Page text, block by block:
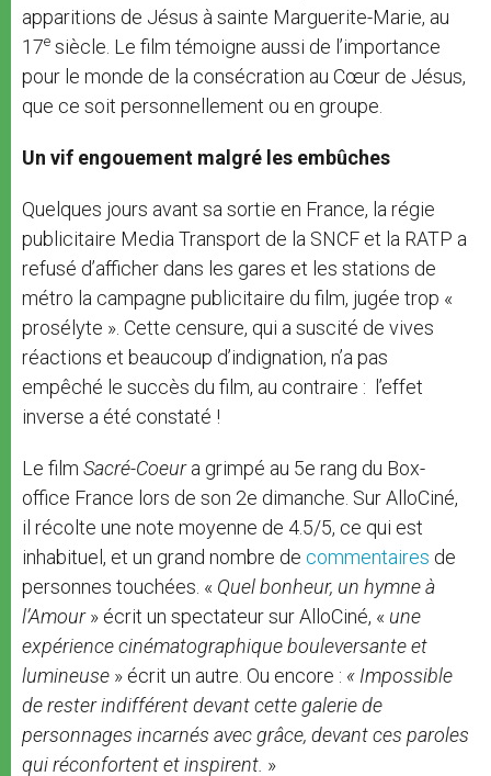
apparitions de Jésus à sainte Marguerite-Marie, au
17e siècle. Le film témoigne aussi de l’importance
pour le monde de la consécration au Cœur de Jésus,
que ce soit personnellement ou en groupe.
Un vif engouement malgré les embûches
Quelques jours avant sa sortie en France, la régie
publicitaire Media Transport de la SNCF et la RATP a
refusé d’afficher dans les gares et les stations de
métro la campagne publicitaire du film, jugée trop «
prosélyte ». Cette censure, qui a suscité de vives
réactions et beaucoup d’indignation, n’a pas
empêché le succès du film, au contraire : l’effet
inverse a été constaté !
Le film Sacré-Coeura grimpé au 5e rang du Box-
office France lors de son 2e dimanche. Sur AlloCiné,
il récolte une note moyenne de 4.5/5, ce qui est
inhabituel, et un grand nombre de commentaires de
personnes touchées. « Quel bonheur, un hymne à
l’Amour» écrit un spectateur sur AlloCiné, « une
expérience cinématographique bouleversante et
lumineuse » écrit un autre. Ou encore : « Impossible
de rester indifférent devant cette galerie de
personnages incarnés avec grâce, devant ces paroles
qui réconfortent et inspirent. »